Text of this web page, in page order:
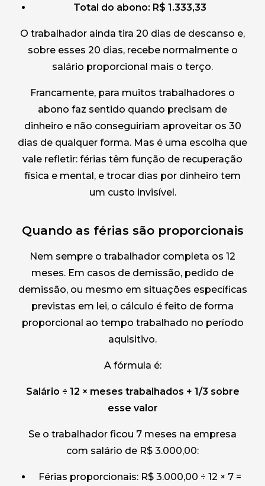
Total do abono: R$ 1.333,33
O trabalhador ainda tira 20 dias de descanso e,
sobre esses 20 dias, recebe normalmente o
salário proporcional mais o terço.
Francamente, para muitos trabalhadores o
abono faz sentido quando precisam de
dinheiro e não conseguiriam aproveitar os 30
dias de qualquer forma. Mas é uma escolha que
vale refletir: férias têm função de recuperação
física e mental, e trocar dias por dinheiro tem
um custo invisível.
Quando as férias são proporcionais
Nem sempre o trabalhador completa os 12
meses. Em casos de demissão, pedido de
demissão, ou mesmo em situações específicas
previstas em lei, o cálculo é feito de forma
proporcional ao tempo trabalhado no período
aquisitivo.
A fórmula é:
Salário ÷ 12 × meses trabalhados + 1/3 sobre
esse valor
Se o trabalhador ficou 7 meses na empresa
com salário de R$ 3.000,00:
Férias proporcionais: R$ 3.000,00 ÷ 12 × 7 =